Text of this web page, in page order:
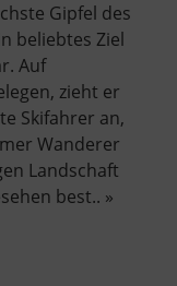
Gipfel des
beliebtes Ziel
Auf
zieht er
Skifahrer an,
Wanderer
Landschaft
best.. »